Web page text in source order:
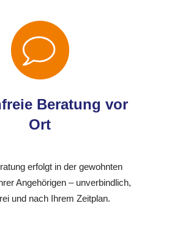
Beratung vor
Ort
erfolgt in der gewohnten
Angehörigen – unverbindlich,
und nach Ihrem Zeitplan.